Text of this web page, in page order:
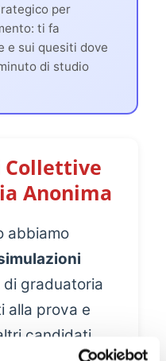
per
ti fa
e sui quesiti dove
di studio
Collettive
Anonima
abbiamo
di graduatoria
alla prova e
candidati